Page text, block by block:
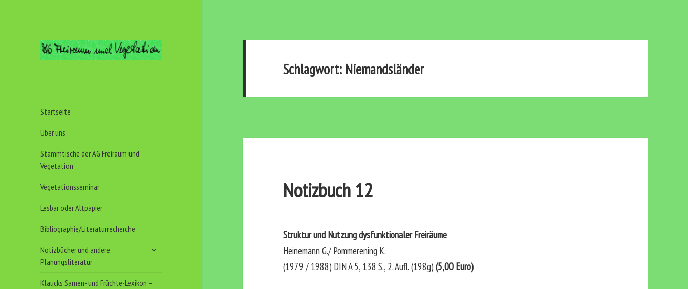
Vegetation
Startseite
Über uns
Stammtische der AG Freiraum und
Vegetation
Vegetationsseminar
Lesbar oder Altpapier
Bibliographie/Literaturrecherche
Notizbücher und andere
Planungsliteratur
untermenü
Klaucks Samen- und Früchte-Lexikon –
Schlagwort: Niemandsländer
Notizbuch 12
Struktur und Nutzung dysfunktionaler Freiräume
Heinemann G./ Pommerening K.
(1979 / 1988) DIN A 5, 138 S., 2. Aufl. (198g) (5,00 Euro)